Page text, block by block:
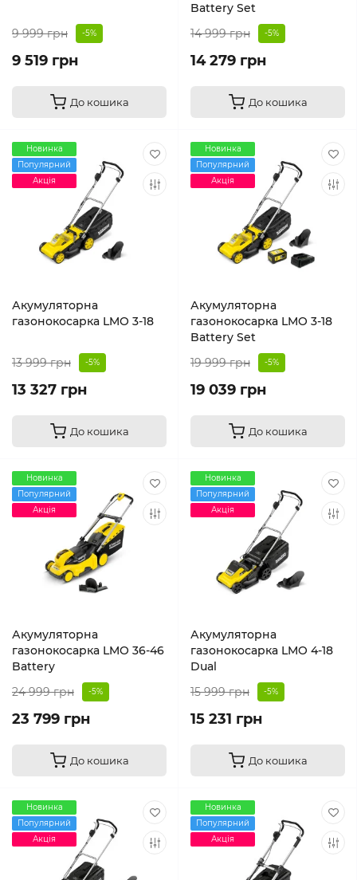
9 999 грн -5%
9 519 грн
До кошика
Battery Set
14 999 грн
-5%
14 279 грн
До кошика
Новинка
Популярний
Акція
Акумуляторна
газонокосарка LMO 3-18
13 999 грн -5%
13 327 грн
До кошика
Новинка
Популярний
Акція
Акумуляторна
газонокосарка LMO 3-18
Battery Set
19 999 грн
-5%
19 039 грн
До кошика
Новинка
Популярний
Акція
Акумуляторна
газонокосарка LMO 36-46
Battery
24 999 грн
-5%
23 799 грн
До кошика
Новинка
Популярний
Акція
Акумуляторна
газонокосарка LMO 4-18
Dual
15 999 грн
-5%
15 231 грн
До кошика
Новинка
Популярний
Акція
Новинка
Популярний
Акція